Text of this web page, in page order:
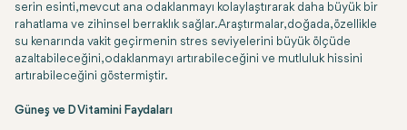
serin esinti, mevcut ana odaklanmayı kolaylaştırarak daha büyük bir
rahatlama ve zihinsel berraklık sağlar. Araştırmalar, doğada, özellikle
su kenarında vakit geçirmenin stres seviyelerini büyük ölçüde
azaltabileceğini, odaklanmayı artırabileceğini ve mutluluk hissini
artırabileceğini göstermiştir.
Güneş ve D Vitamini Faydaları